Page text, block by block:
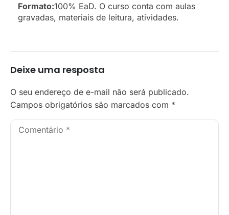
Formato:100% EaD. O curso conta com aulas
gravadas, materiais de leitura, atividades.
Deixe uma resposta
O seu endereço de e-mail não será publicado.
Campos obrigatórios são marcados com *
Comentário